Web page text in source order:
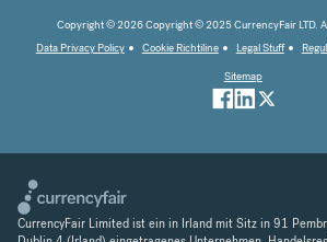
Copyright © 2026 Copyright © 2025 CurrencyFair LTD.
Data Privacy Policy
Cookie Richtiline Legal Stuff
Sitemap
CurrencyFair Limited ist ein in Irland mit Sitz in 91